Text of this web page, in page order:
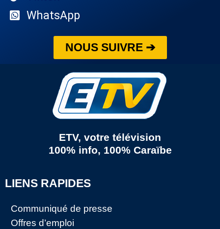
WhatsApp
NOUS SUIVRE ➔
ETV, votre télévision
100% info, 100% Caraïbe
LIENS RAPIDES
Communiqué de presse
Offres d’emploi